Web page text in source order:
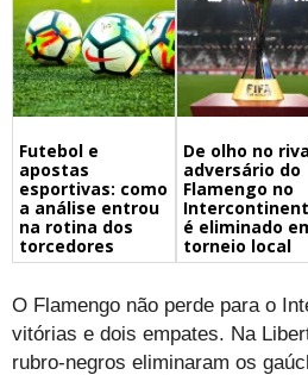
Futebol e
apostas
esportivas: como
a análise entrou
na rotina dos
torcedores
De olho no
adversário do
Flamengo no
é eliminado
torneio local
O Flamengo não perde para o
vitórias e dois empates. Na
rubro-negros eliminaram os